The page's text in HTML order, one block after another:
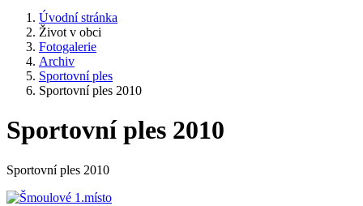
Úvodní stránka
Život v obci
Fotogalerie
Archiv
Sportovní ples
Sportovní ples 2010
Sportovní ples 2010
Sportovní ples 2010